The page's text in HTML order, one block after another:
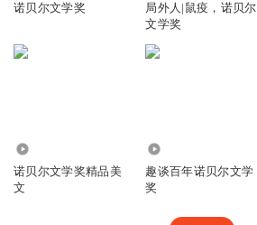
诺贝尔文学奖
局外人|鼠疫，诺贝尔
文学奖
诺贝尔文学奖精品美
文
趣谈百年诺贝尔文学
奖